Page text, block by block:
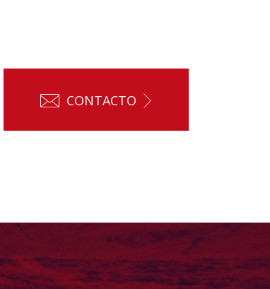
CONTACTO